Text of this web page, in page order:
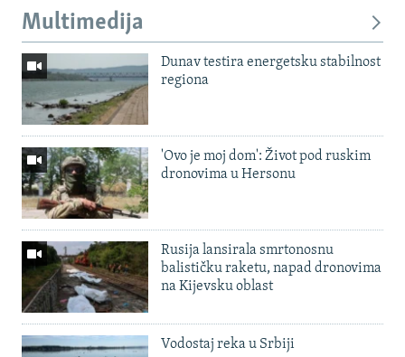
Multimedija
Dunav testira energetsku stabilnost
regiona
'Ovo je moj dom': Život pod ruskim
dronovima u Hersonu
Rusija lansirala smrtonosnu
balističku raketu, napad dronovima
na Kijevsku oblast
Vodostaj reka u Srbiji